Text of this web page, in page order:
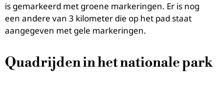
is gemarkeerd met groene markeringen. Er is nog
een andere van 3 kilometer die op het pad staat
aangegeven met gele markeringen.
Quadrijden in het nationale park